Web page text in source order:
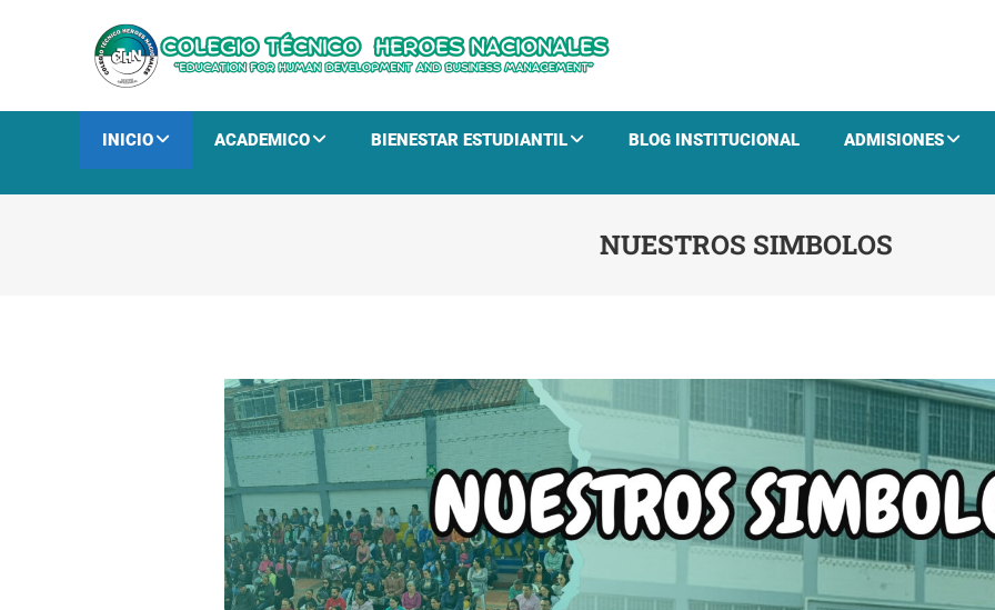
INICIO ACADEMICO BIENESTAR ESTUDIANTIL BLOG INSTITUCIONAL ADMISIONES
NUESTROS SIMBOLOS